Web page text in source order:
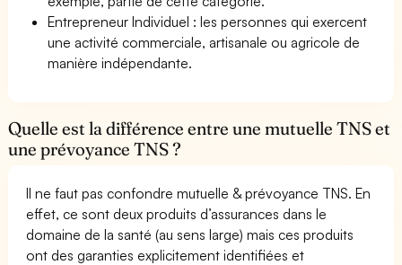
Entrepreneur Individuel : les personnes qui exercent
une activité commerciale, artisanale ou agricole de
manière indépendante.
Quelle est la différence entre une mutuelle TNS et
une prévoyance TNS ?
Il ne faut pas confondre mutuelle & prévoyance TNS. En
effet, ce sont deux produits d’assurances dans le
domaine de la santé (au sens large) mais ces produits
ont des garanties explicitement identifiées et